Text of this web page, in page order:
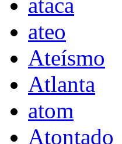
ataca
ateo
Ateísmo
Atlanta
atom
Atontado